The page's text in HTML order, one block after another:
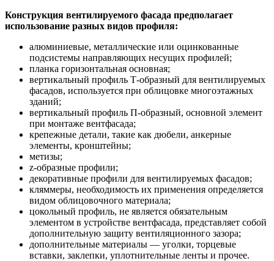
Конструкция вентилируемого фасада предполагает
использование разных видов профиля:
алюминиевые, металлические или оцинкованные
подсистемы направляющих несущих профилей;
планка горизонтальная основная;
вертикальный профиль Т-образный для вентилируемых
фасадов, используется при облицовке многоэтажных
зданий;
вертикальный профиль П-образный, основной элемент
при монтаже вентфасада;
крепежные детали, такие как дюбели, анкерные
элементы, кронштейны;
метизы;
z-образные профили;
декоративные профили для вентилируемых фасадов;
кляммеры, необходимость их применения определяется
видом облицовочного материала;
цокольный профиль, не является обязательным
элементом в устройстве вентфасада, представляет собой
дополнительную защиту вентиляционного зазора;
дополнительные материалы — уголки, торцевые
вставки, заклепки, уплотнительные ленты и прочее.